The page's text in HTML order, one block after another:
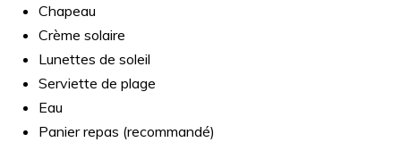
Chapeau
Crème solaire
Lunettes de soleil
Serviette de plage
Eau
Panier repas (recommandé)